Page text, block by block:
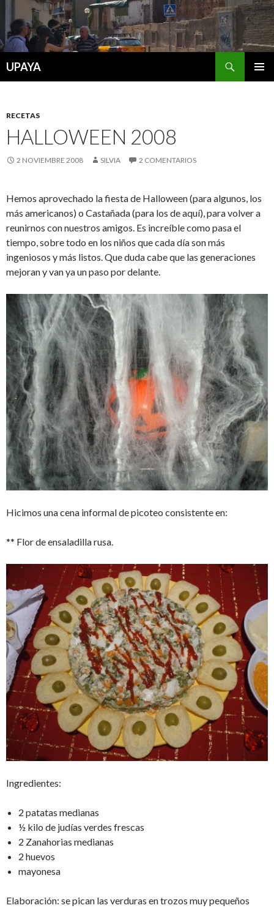
UPAYA
RECETAS
HALLOWEEN 2008
2 NOVIEMBRE 2008 SILVIA 2 COMENTARIOS
Hemos aprovechado la fiesta de Halloween (para algunos, los
más americanos) o Castañada (para los de aquí), para volver a
reunirnos con nuestros amigos. Es increíble como pasa el
tiempo, sobre todo en los niños que cada día son más
ingeniosos y más listos. Que duda cabe que las generaciones
mejoran y van ya un paso por delante.
Hicimos una cena informal de picoteo consistente en:
** Flor de ensaladilla rusa.
Ingredientes:
2 patatas medianas
½ kilo de judías verdes frescas
2 Zanahorias medianas
2 huevos
mayonesa
Elaboración: se pican las verduras en trozos muy pequeños